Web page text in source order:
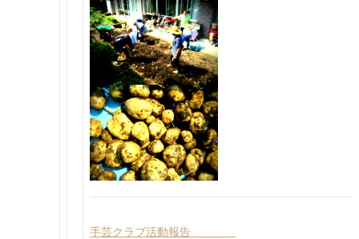
手芸クラブ活動報告